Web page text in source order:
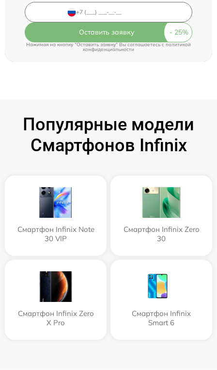
Оставить заявку
Нажимая на кнопку "Оставить заявку" Вы соглашаетесь cполитикой
конфиденциальности
Популярные модели
Смартфонов Infinix
Смартфон Infinix Note
30 VIP
Смартфон Infinix Zero
30
Смартфон Infinix Zero
X Pro
Смартфон Infinix
Smart 6